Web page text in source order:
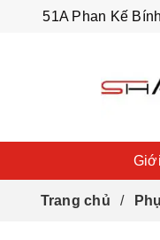
51A Phan Kế
Trang chủ